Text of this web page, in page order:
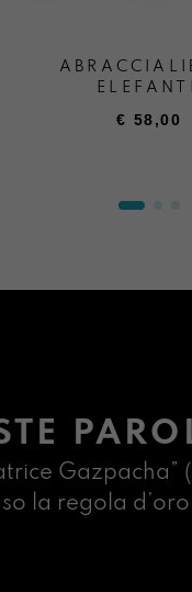
€ 58,00
Gazpacha”
la regola